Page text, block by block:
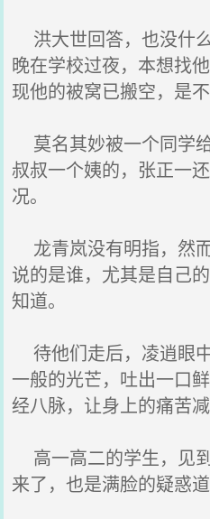
洪大世回答，也没什
晚在学校过夜，本想找
现他的被窝已搬空，是
莫名其妙被一个同学
叔叔一个姨的，张正一
况。
龙青岚没有明指，然
说的是谁，尤其是自己
知道。
待他们走后，凌逍眼
一般的光芒，吐出一口
经八脉，让身上的痛苦减
高一高二的学生，见
来了，也是满脸的疑惑道